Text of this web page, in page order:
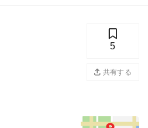
5
共有する